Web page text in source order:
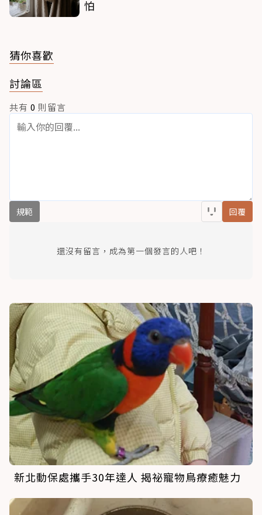
怕
猜你喜歡
討論區
共有 0 則留言
規範 回覆
還沒有留言，成為第一個發言的人吧！
新北動保處攜手30年達人 揭祕寵物鳥療癒魅力